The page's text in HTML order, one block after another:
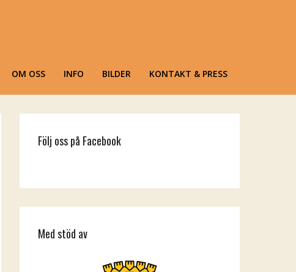
OM OSS INFO BILDER KONTAKT & PRESS
Följ oss på Facebook
Med stöd av